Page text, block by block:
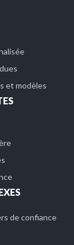
et modèles
de confiance